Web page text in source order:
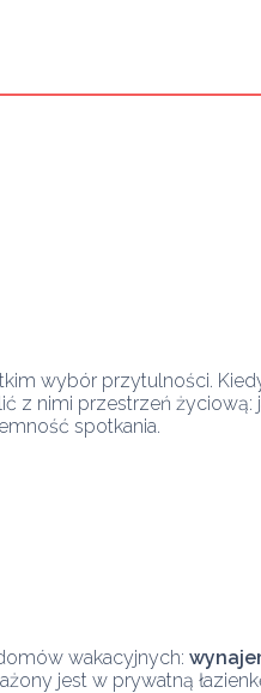
wybór przytulności.
nimi przestrzeń
spotkania.
wakacyjnych:
jest w prywatną